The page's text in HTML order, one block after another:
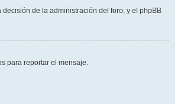
de la administración del foro, y el phpBB
para reportar el mensaje.